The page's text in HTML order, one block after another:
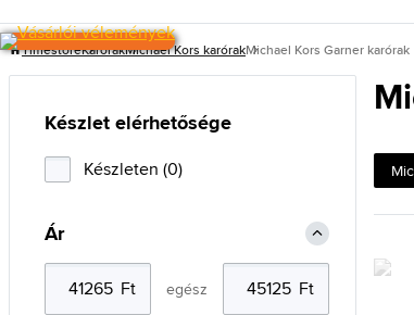
TimestoreKarórakMichael Kors karórakMichael Kors Garner karórak
Készlet elérhetősége
Készleten (0)
Ár
egész